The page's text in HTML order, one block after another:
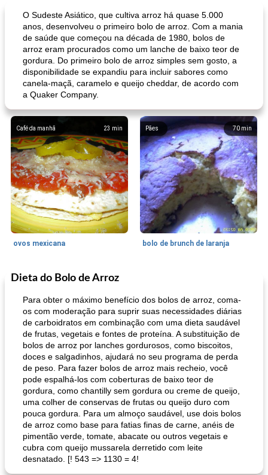
O Sudeste Asiático, que cultiva arroz há quase 5.000
anos, desenvolveu o primeiro bolo de arroz. Com a mania
de saúde que começou na década de 1980, bolos de
arroz eram procurados como um lanche de baixo teor de
gordura. Do primeiro bolo de arroz simples sem gosto, a
disponibilidade se expandiu para incluir sabores como
canela-maçã, caramelo e queijo cheddar, de acordo com
a Quaker Company.
23 min
Café da manhã
ovos mexicana
70 min
Pães
bolo de brunch de laranja
130min
Pães De Fermento
pão plano (out)
Dieta do Bolo de Arroz
Para obter o máximo benefício dos bolos de arroz, coma-
os com moderação para suprir suas necessidades diárias
de carboidratos em combinação com uma dieta saudável
de frutas, vegetais e fontes de proteína. A substituição de
bolos de arroz por lanches gordurosos, como biscoitos,
doces e salgadinhos, ajudará no seu programa de perda
de peso. Para fazer bolos de arroz mais recheio, você
pode espalhá-los com coberturas de baixo teor de
gordura, como chantilly sem gordura ou creme de queijo,
uma colher de conservas de frutas ou queijo duro com
pouca gordura. Para um almoço saudável, use dois bolos
de arroz como base para fatias finas de carne, anéis de
pimentão verde, tomate, abacate ou outros vegetais e
cubra com queijo mussarela derretido com leite
desnatado. [! 543 => 1130 = 4!